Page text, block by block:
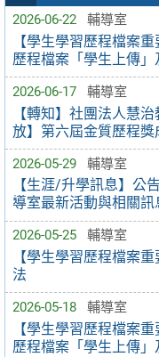
2026-06-22 輔導室
【學生學習歷程檔案
歷程檔案「學生上傳
2026-06-17 輔導室
【轉知】社團法人慧
放】第六屆金質歷程
2026-05-29 輔導室
【生涯/升學訊息】公
導室最新活動與相關訊
2026-05-25 輔導室
【學生學習歷程檔案
法
2026-05-18 輔導室
【學生學習歷程檔案
歷程檔案「學生上傳